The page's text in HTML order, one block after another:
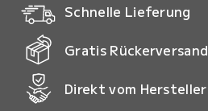
Schnelle Lieferung
Gratis Rückerversand
Direkt vom Hersteller